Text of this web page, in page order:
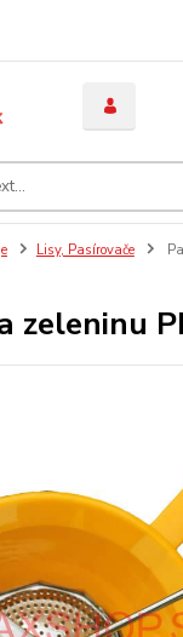
Lisy, Pasírovače
zeleninu